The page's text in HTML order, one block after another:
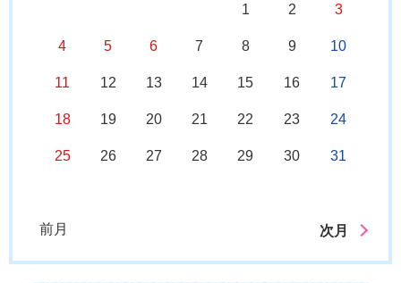
1 2 3
4 5 6 7 8 9 10
11 12 13 14 15 16 17
18 19 20 21 22 23 24
25 26 27 28 29 30 31
前月 次月